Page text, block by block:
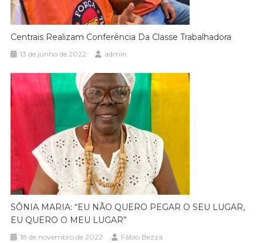
Centrais Realizam Conferência Da Classe Trabalhadora
13 de junho de 2022 admin
SÔNIA MARIA: “EU NÃO QUERO PEGAR O SEU LUGAR,
EU QUERO O MEU LUGAR”
18 de novembro de 2022 Fábio Bezza